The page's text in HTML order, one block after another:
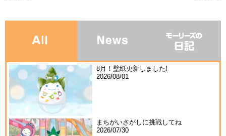
8月！壁紙更新しました!
2026/08/01
まちがいさがしに挑戦してね
2026/07/30